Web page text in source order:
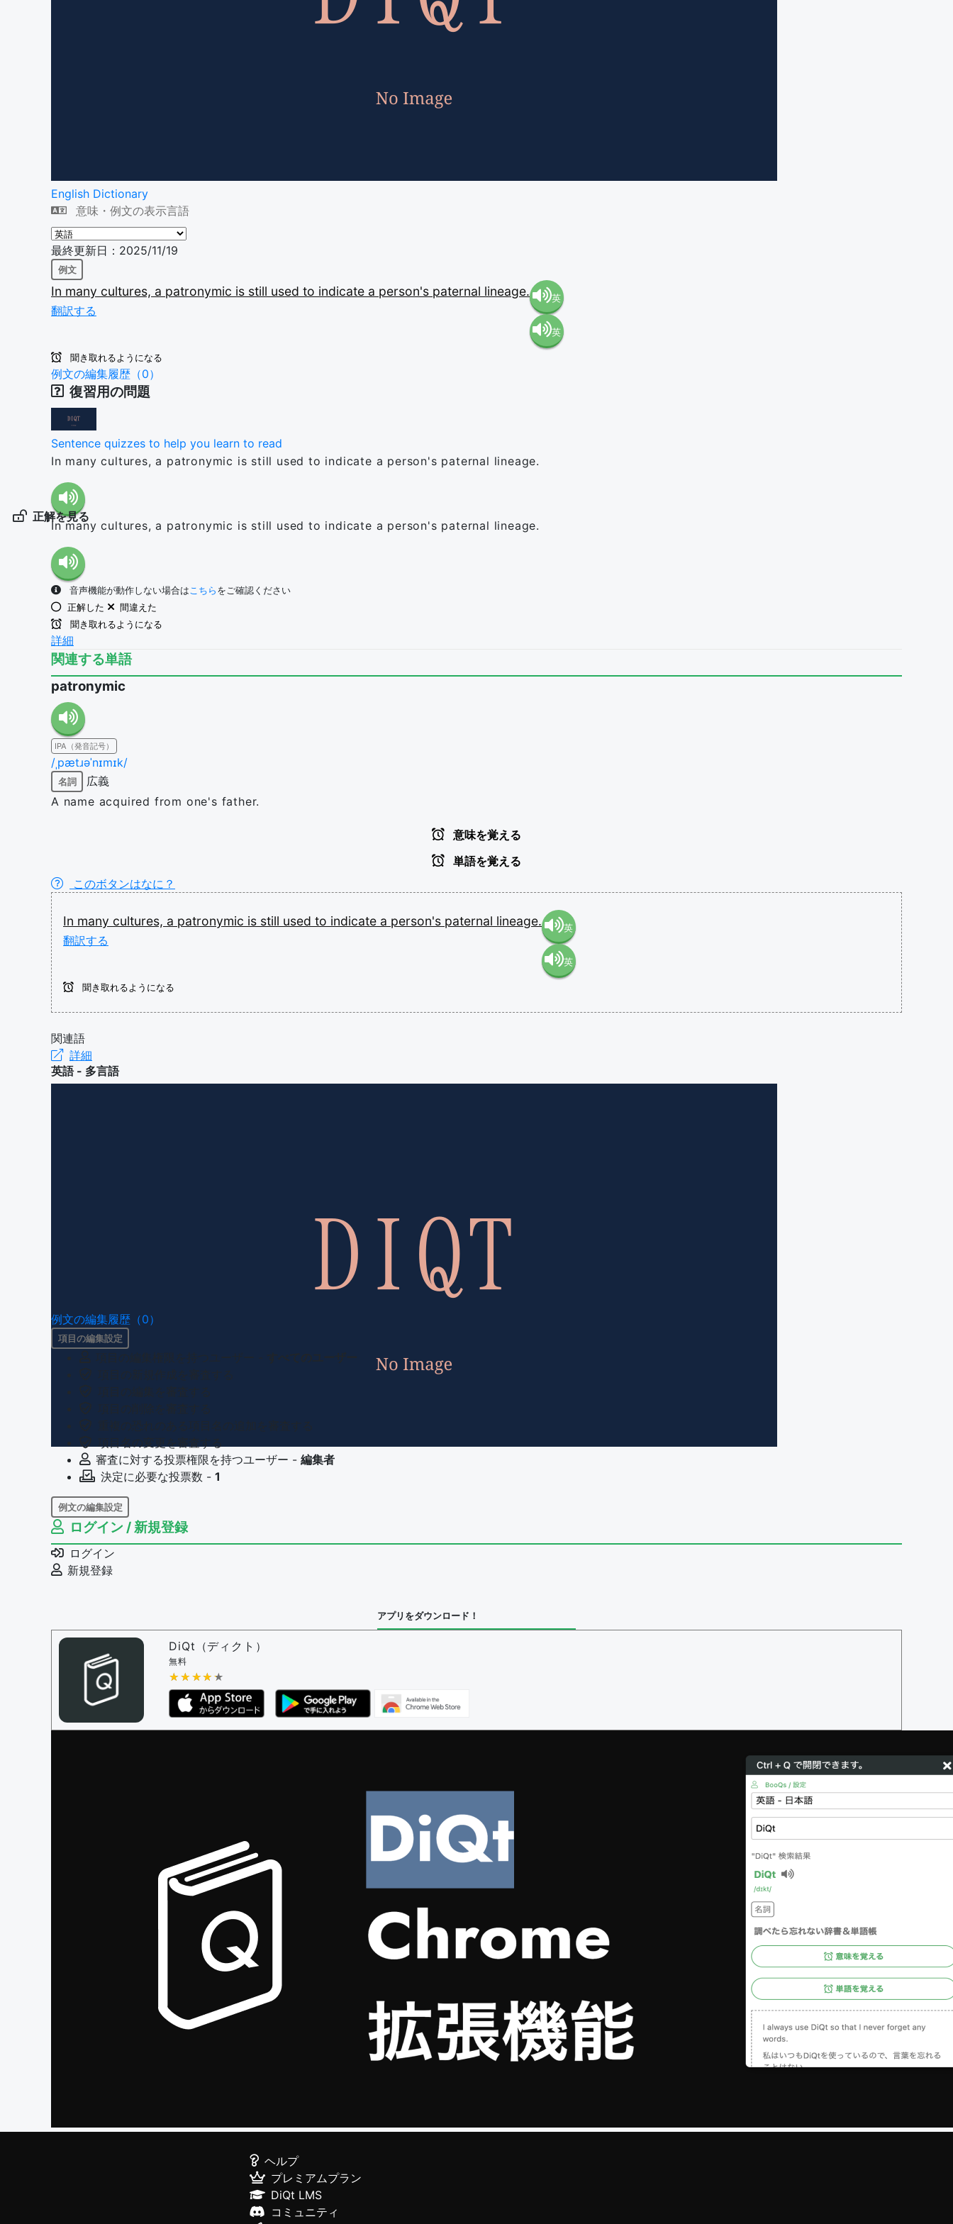
English Dictionary
意味・例文の表示言語
最終更新日：2025/11/19
例文
In many cultures, a patronymic is still used to indicate a person's paternal lineage.
翻訳する
英
語（米
英
聞き取れるようになる
例文の編集履歴（0）
復習用の問題
Sentence quizzes to help you learn to read
In many cultures, a patronymic is still used to indicate a person's paternal lineage.
正解を見る
In many cultures, a patronymic is still used to indicate a person's paternal lineage.
音声機能が動作しない場合はこちら をご確認ください
正解した
間違えた
聞き取れるようになる
詳細
関連する単語
patronymic
IPA（発音記号）
/ˌpætɹəˈnɪmɪk/
名詞
広義
A name acquired from one's father.
意味を覚える
単語を覚える
このボタンはなに？
In many cultures, a patronymic is still used to indicate a person's paternal lineage.
翻訳する
英
語（米
英
聞き取れるようになる
関連語
詳細
英語 - 多言語
例文の編集履歴（0）
項目の編集設定
審査に対する投票権限を持つユーザー - 編集者
決定に必要な投票数 - 1
例文の編集設定
例文の編集権限を持つユーザー -
例文の削除を審査する
審査に対する投票権限を持つユーザー -
決定に必要な投票数 -
問題の編集権限を持つユーザー -すべてのユーザー
審査に対する投票権限を持つユーザー -
決定に必要な投票数 -
編集ガイドライン
ログイン / 新規登録
ログイン
新規登録
アプリをダウンロード！
DiQt（ディクト）
無料
★★★★★
★★★★★
ヘルプ
プレミアムプラン
DiQt LMS
コミュニティ